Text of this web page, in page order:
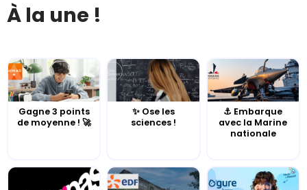
À la une !
Gagne 3 points
de moyenne ! 🚀
✨ Ose les
sciences !
⚓️ Embarque
avec la Marine
nationale